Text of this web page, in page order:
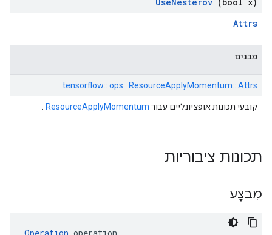
Attrs
מבנים
tensorflow:: ops:: ResourceApplyMomentum:: Attrs
קובעי תכונות אופציונליים עבור ResourceApplyMomentum
תכונות ציבוריות
מִבצָע